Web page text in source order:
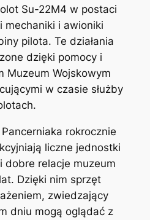
Su-22M4 w postaci
mechaniki i awioniki
pilota. Te działania
dzięki pomocy i
Muzeum Wojskowym
w czasie służby
rokrocznie
liczne jednostki
dobre relacje muzeum
Dzięki nim sprzęt
zwiedzający
dniu mogą oglądać z